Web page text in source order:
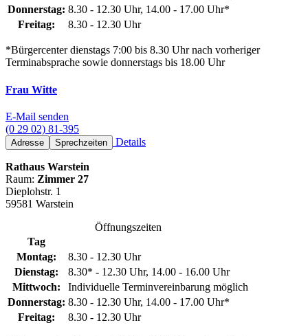
Donnerstag: 8.30 - 12.30 Uhr, 14.00 - 17.00 Uhr*
Freitag:
8.30 - 12.30 Uhr
*Bürgercenter dienstags 7:00 bis 8.30 Uhr nach vorheriger
Terminabsprache sowie donnerstags bis 18.00 Uhr
Frau Witte
E-Mail senden
(0 29 02) 81-395
Adresse Sprechzeiten Details
Rathaus Warstein
Raum: Zimmer 27
Dieplohstr. 1
59581 Warstein
Öffnungszeiten
Tag
Montag:
8.30 - 12.30 Uhr
Dienstag:
8.30* - 12.30 Uhr, 14.00 - 16.00 Uhr
Mittwoch:
Individuelle Terminvereinbarung möglich
Donnerstag: 8.30 - 12.30 Uhr, 14.00 - 17.00 Uhr*
Freitag:
8.30 - 12.30 Uhr